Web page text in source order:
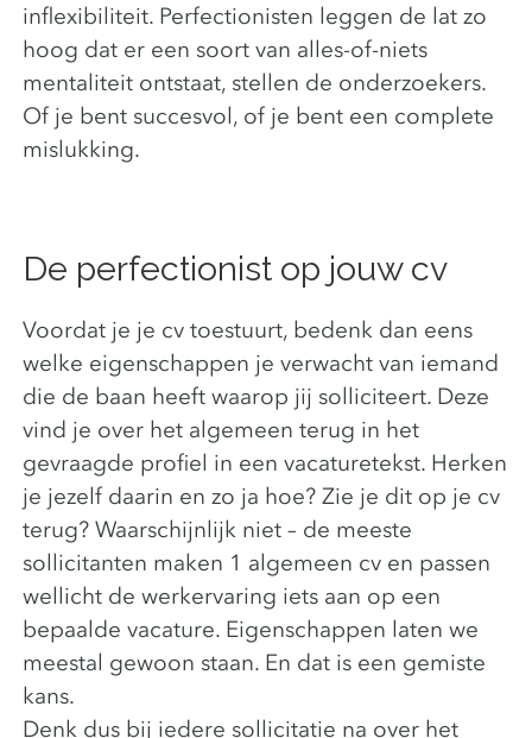
inflexibiliteit. Perfectionisten leggen de lat zo
hoog dat er een soort van alles-of-niets
mentaliteit ontstaat, stellen de onderzoekers.
Of je bent succesvol, of je bent een complete
mislukking.
De perfectionist op jouw cv
Voordat je je cv toestuurt, bedenk dan eens
welke eigenschappen je verwacht van iemand
die de baan heeft waarop jij solliciteert. Deze
vind je over het algemeen terug in het
gevraagde profiel in een vacaturetekst. Herken
je jezelf daarin en zo ja hoe? Zie je dit op je cv
terug? Waarschijnlijk niet – de meeste
sollicitanten maken 1 algemeen cv en passen
wellicht de werkervaring iets aan op een
bepaalde vacature. Eigenschappen laten we
meestal gewoon staan. En dat is een gemiste
kans.
Denk dus bij iedere sollicitatie na over het